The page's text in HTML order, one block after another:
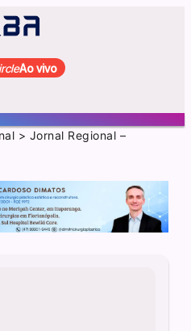
Ao vivo
> Jornal Regional –